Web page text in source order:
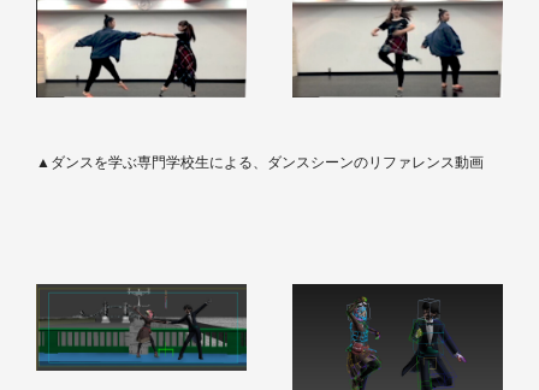
▲ダンスを学ぶ専門学校生による、ダンスシーンのリファレンス動画